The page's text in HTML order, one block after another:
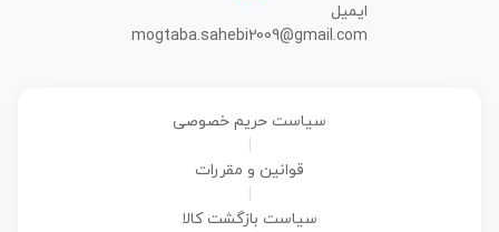
ایمیل
mogtaba.sahebi2009@gmail.com
سیاست حریم خصوصی
قوانین و مقررات
سیاست بازگشت کالا